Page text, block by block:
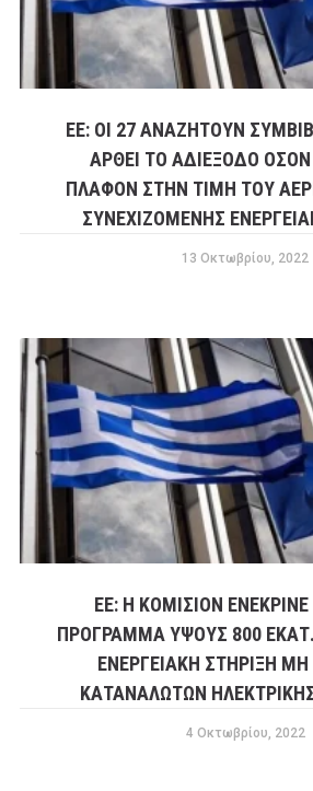
ΕΕ: ΟΙ 27 ΑΝΑΖΗΤΟΎΝ
ΑΡΘΕΊ ΤΟ ΑΔΙΈΞΟΔΟ
ΠΛΑΦΌΝ ΣΤΗΝ ΤΙΜΉ ΤΟΥ
ΣΥΝΕΧΙΖΌΜΕΝΗΣ
13 Οκτωβρίου, 2022
ΕΕ: Η ΚΟΜΙΣΙΌΝ
ΠΡΌΓΡΑΜΜΑ ΎΨΟΥΣ 800
ΕΝΕΡΓΕΙΑΚΉ ΣΤΉΡΙΞΗ ΜΗ
ΚΑΤΑΝΑΛΩΤΏΝ
4 Οκτωβρίου, 2022